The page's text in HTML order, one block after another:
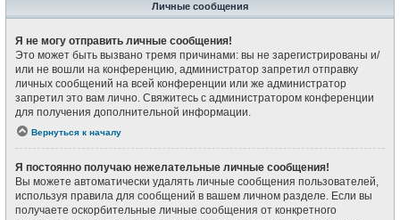
Личные сообщения
Я не могу отправить личные сообщения!
Это может быть вызвано тремя причинами: вы не зарегистрированы и/
или не вошли на конференцию, администратор запретил отправку
личных сообщений на всей конференции или же администратор
запретил это вам лично. Свяжитесь с администратором конференции
для получения дополнительной информации.
Вернуться к началу
Я постоянно получаю нежелательные личные сообщения!
Вы можете автоматически удалять личные сообщения пользователей,
используя правила для сообщений в вашем личном разделе. Если вы
получаете оскорбительные личные сообщения от конкретного